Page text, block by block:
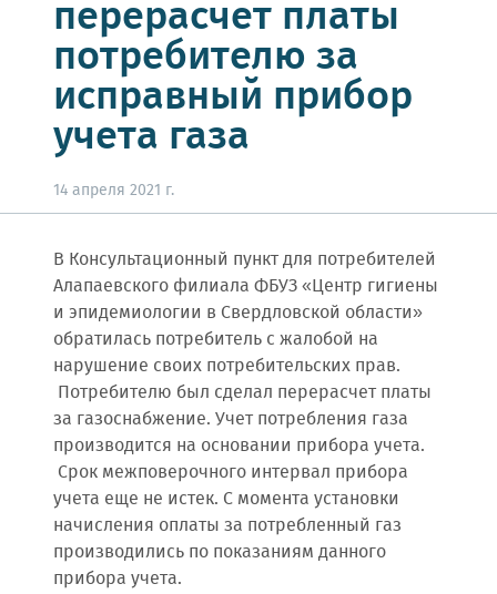
перерасчет платы
потребителю за
исправный прибор
учета газа
14 апреля 2021 г.
В Консультационный пункт для потребителей
Алапаевского филиала ФБУЗ «Центр гигиены
и эпидемиологии в Свердловской области»
обратилась потребитель с жалобой на
нарушение своих потребительских прав.
Потребителю был сделал перерасчет платы
за газоснабжение. Учет потребления газа
производится на основании прибора учета.
Срок межповерочного интервал прибора
учета еще не истек. С момента установки
начисления оплаты за потребленный газ
производились по показаниям данного
прибора учета.